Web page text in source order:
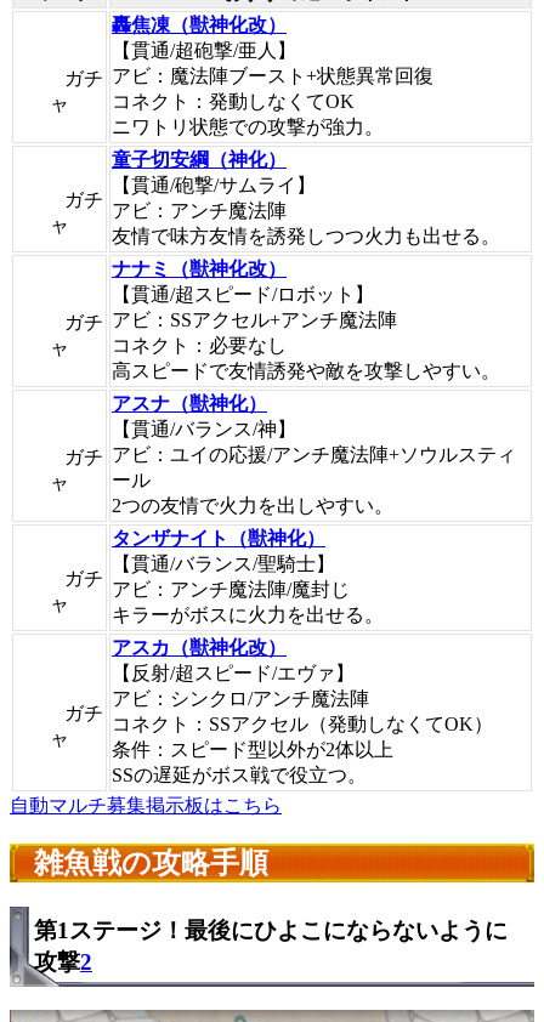
ガチ
ャ
轟焦凍（獣神化改）
【貫通/超砲撃/亜人】
アビ：魔法陣ブースト+状態異常回復
コネクト：発動しなくてOK
ニワトリ状態での攻撃が強力。
ガチ
ャ
童子切安綱（神化）
【貫通/砲撃/サムライ】
アビ：アンチ魔法陣
友情で味方友情を誘発しつつ火力も出せる。
ガチ
ャ
ナナミ（獣神化改）
【貫通/超スピード/ロボット】
アビ：SSアクセル+アンチ魔法陣
コネクト：必要なし
高スピードで友情誘発や敵を攻撃しやすい。
ガチ
ャ
アスナ（獣神化）
【貫通/バランス/神】
アビ：ユイの応援/アンチ魔法陣+ソウルスティ
ール
2つの友情で火力を出しやすい。
ガチ
ャ
タンザナイト（獣神化）
【貫通/バランス/聖騎士】
アビ：アンチ魔法陣/魔封じ
キラーがボスに火力を出せる。
ガチ
ャ
アスカ（獣神化改）
【反射/超スピード/エヴァ】
アビ：シンクロ/アンチ魔法陣
コネクト：SSアクセル（発動しなくてOK）
条件：スピード型以外が2体以上
SSの遅延がボス戦で役立つ。
自動マルチ募集掲示板はこちら
雑魚戦の攻略手順
第1ステージ！最後にひよこにならないように
攻撃2